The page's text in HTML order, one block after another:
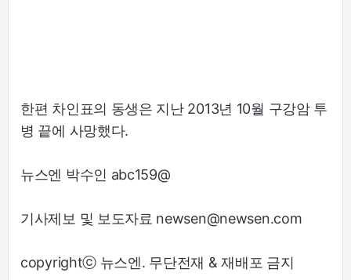
한편 차인표의 동생은 지난 2013년 10월 구강암 투
병 끝에 사망했다.
뉴스엔 박수인 abc159@
기사제보 및 보도자료 newsen@newsen.com
copyrightⓒ 뉴스엔. 무단전재 & 재배포 금지